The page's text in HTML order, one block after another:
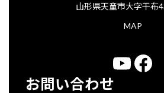
山形県天童市大字干布
MAP
お問い合わせ